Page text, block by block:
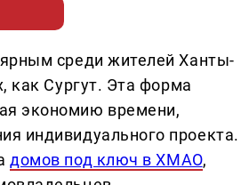
среди жителей Ханты-
как Сургут. Эта форма
экономию времени,
индивидуального проекта.
домов под ключ в ХМАО,